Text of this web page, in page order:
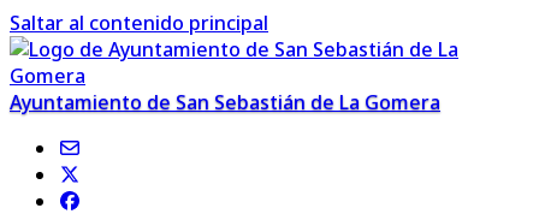
Saltar al contenido principal
Ayuntamiento de San Sebastián de La Gomera